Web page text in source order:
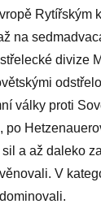
Rytířským
na
divize
války proti
po
a až daleko
V